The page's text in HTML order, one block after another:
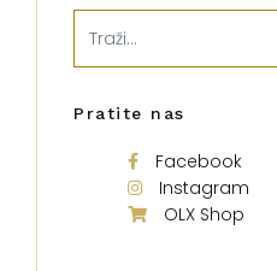
Pratite nas
Facebook
Instagram
OLX Shop